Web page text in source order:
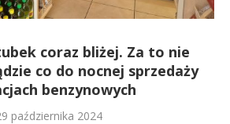
coraz bliżej. Za to nie
co do nocnej sprzedaży
benzynowych
października 2024